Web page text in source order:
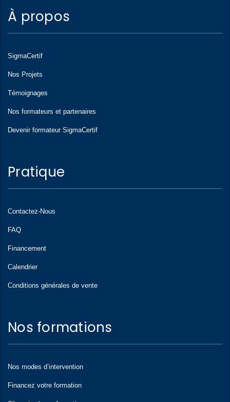
À propos
SigmaCertif
Nos Projets
Témoignages
Nos formateurs et partenaires
Devenir formateur SigmaCertif
Pratique
Contactez-Nous
FAQ
Financement
Calendrier
Conditions générales de vente
Nos formations
Nos modes d’intervention
Financez votre formation